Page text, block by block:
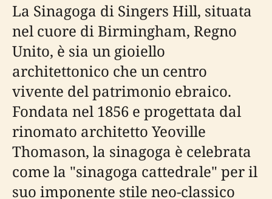
La Sinagoga di Singers Hill, situata
nel cuore di Birmingham, Regno
Unito, è sia un gioiello
architettonico che un centro
vivente del patrimonio ebraico.
Fondata nel 1856 e progettata dal
rinomato architetto Yeoville
Thomason, la sinagoga è celebrata
come la "sinagoga cattedrale" per il
suo imponente stile neo-classico